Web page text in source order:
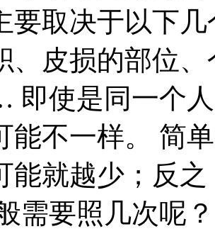
要取决于以下
、皮损的部位
使是同一个人
能不一样。 简
能就越少；反
需要照几次呢